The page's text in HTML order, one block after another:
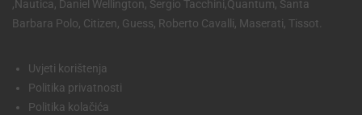
,Nautica, Daniel Wellington, Sergio Tacchini,Quantum, Santa
Barbara Polo, Citizen, Guess, Roberto Cavalli, Maserati, Tissot.
Uvjeti korištenja
Politika privatnosti
Politika kolačića